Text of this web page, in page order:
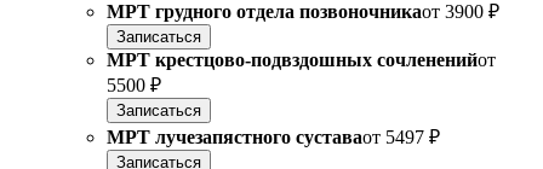
МРТ грудного отдела позвоночникаот 3900 ₽
Записаться
МРТ крестцово-подвздошных сочлененийот
5500 ₽
Записаться
МРТ лучезапястного суставаот 5497 ₽
Записаться